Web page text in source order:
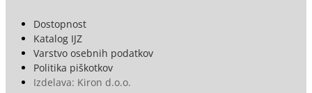
Dostopnost
Katalog IJZ
Varstvo osebnih podatkov
Politika piškotkov
Izdelava: Kiron d.o.o.